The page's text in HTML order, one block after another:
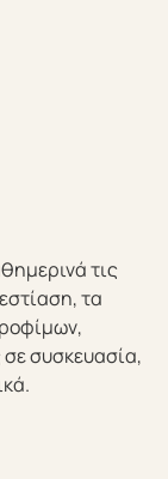
τις
τα
συσκευασία,